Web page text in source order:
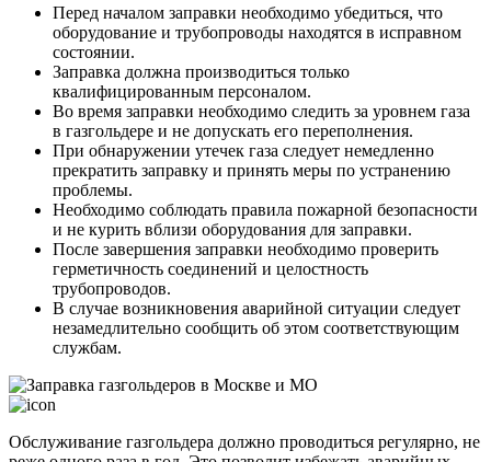
Перед началом заправки необходимо убедиться, что
оборудование и трубопроводы находятся в исправном
состоянии.
Заправка должна производиться только
квалифицированным персоналом.
Во время заправки необходимо следить за уровнем газа
в газгольдере и не допускать его переполнения.
При обнаружении утечек газа следует немедленно
прекратить заправку и принять меры по устранению
проблемы.
Необходимо соблюдать правила пожарной безопасности
и не курить вблизи оборудования для заправки.
После завершения заправки необходимо проверить
герметичность соединений и целостность
трубопроводов.
В случае возникновения аварийной ситуации следует
незамедлительно сообщить об этом соответствующим
службам.
Обслуживание газгольдера должно проводиться регулярно, не